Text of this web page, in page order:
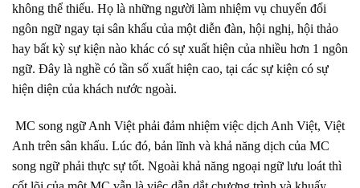
không thể thiếu. Họ là những người làm nhiệm vụ chuyển đổi
ngôn ngữ ngay tại sân khấu của một diễn đàn, hội nghị, hội thảo
hay bất kỳ sự kiện nào khác có sự xuất hiện của nhiều hơn 1 ngôn
ngữ. Đây là nghề có tần số xuất hiện cao, tại các sự kiện có sự
hiện diện của khách nước ngoài.
MC song ngữ Anh Việt phải đảm nhiệm việc dịch Anh Việt, Việt
Anh trên sân khấu. Lúc đó, bản lĩnh và khả năng dịch của MC
song ngữ phải thực sự tốt. Ngoài khả năng ngoại ngữ lưu loát thì